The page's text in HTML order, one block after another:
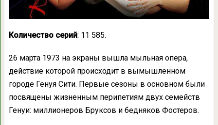
Количество серий: 11 585.
26 марта 1973 на экраны вышла мыльная опера,
действие которой происходит в вымышленном
городе Генуя Сити. Первые сезоны в основном были
посвящены жизненным перипетиям двух семейств
Генуи: миллионеров Бруксов и бедняков Фостеров.